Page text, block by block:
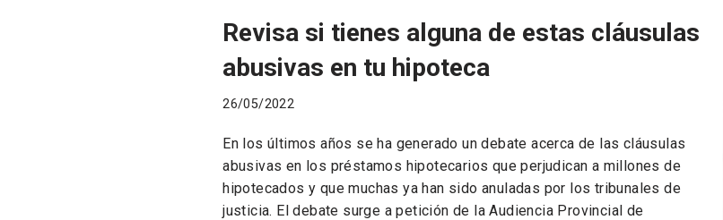
Revisa si tienes alguna de estas cláusulas
abusivas en tu hipoteca
26/05/2022
En los últimos años se ha generado un debate acerca de las cláusulas
abusivas en los préstamos hipotecarios que perjudican a millones de
hipotecados y que muchas ya han sido anuladas por los tribunales de
justicia. El debate surge a petición de la Audiencia Provincial de